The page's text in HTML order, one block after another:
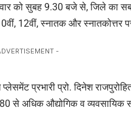
को सुबह 9.30 बजे से, जिले का
स्नातक और स्नातकोत्तर परीक्षा
-
प्रभारी प्रो. दिनेश
80 से अधिक औद्योगिक व